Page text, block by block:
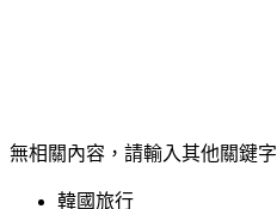
無相關內容，請輸入其他關鍵字
韓國旅行